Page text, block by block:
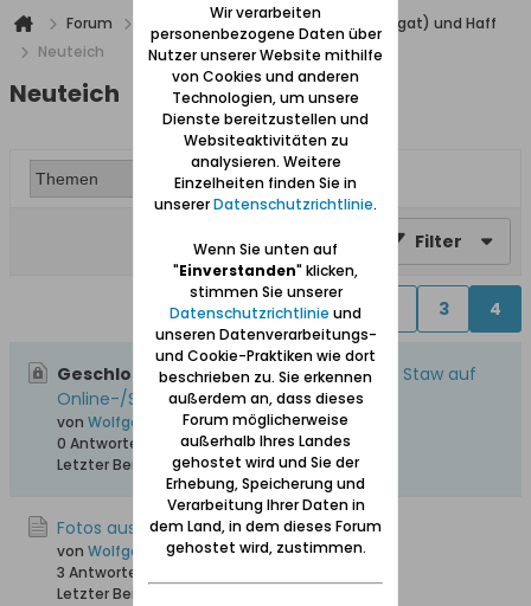
Forum
Werder (zwischen Weichsel und Nogat) und Haff
Neuteich
Neuteich
Filter
Vorherige 1 3 4
Geschlossen, Wichtig: Neuteich / Nowy Staw auf
Online-/Satelliten-Karten
von Wolfgang
0 Antworten
34.051 Hits0 Likes
Letzter Beitrag
01.12.2009, 21:29
Fotos aus Neuteich
von Wolfgang
3 Antworten
Letzter Beitrag
Wir verarbeiten
personenbezogene Daten über
Nutzer unserer Website mithilfe
von Cookies und anderen
Technologien, um unsere
Dienste bereitzustellen und
Websiteaktivitäten zu
analysieren. Weitere
Einzelheiten finden Sie in
unsererDatenschutzrichtlinie.
Wenn Sie unten auf
"Einverstanden" klicken,
stimmen Sie unserer
Datenschutzrichtlinie und
unseren Datenverarbeitungs-
und Cookie-Praktiken wie dort
beschrieben zu. Sie erkennen
außerdem an, dass dieses
Forum möglicherweise
außerhalb Ihres Landes
gehostet wird und Sie der
Erhebung, Speicherung und
Verarbeitung Ihrer Daten in
dem Land, in dem dieses Forum
gehostet wird, zustimmen.